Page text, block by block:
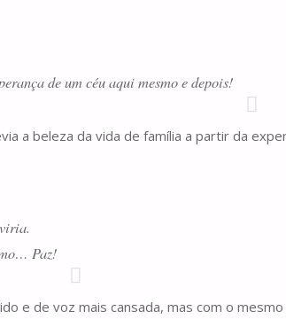
de um céu aqui mesmo e depois!
a beleza da vida de família a partir da
Paz!
e de voz mais cansada, mas com o